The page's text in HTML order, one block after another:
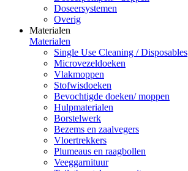
Doseersystemen
Overig
Materialen
Materialen
Single Use Cleaning / Disposables
Microvezeldoeken
Vlakmoppen
Stofwisdoeken
Bevochtigde doeken/ moppen
Hulpmaterialen
Borstelwerk
Bezems en zaalvegers
Vloertrekkers
Plumeaus en raagbollen
Veeggarnituur